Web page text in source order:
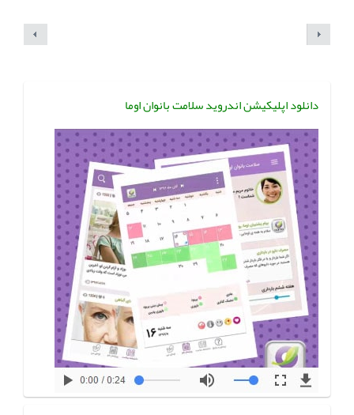
دانلود اپلیکیشن اندروید سلامت بانوان اوما